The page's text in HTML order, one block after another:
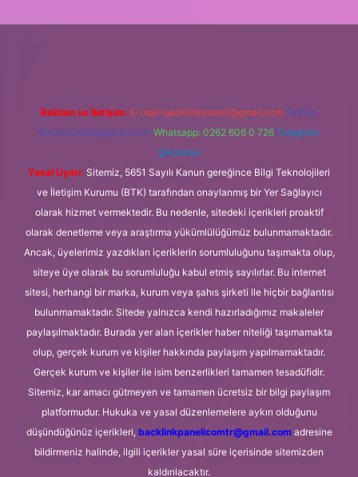
Reklam ve İletişim: E-mail: backlinkpaneli@gmail.com Teams:
forumhizmeti@gmail.com Whatsapp: 0262 606 0 726 Telegram:
@karabul
Yasal Uyarı: Sitemiz, 5651 Sayılı Kanun gereğince Bilgi Teknolojileri
ve İletişim Kurumu (BTK) tarafından onaylanmış bir Yer Sağlayıcı
olarak hizmet vermektedir. Bu nedenle, sitedeki içerikleri proaktif
olarak denetleme veya araştırma yükümlülüğümüz bulunmamaktadır.
Ancak, üyelerimiz yazdıkları içeriklerin sorumluluğunu taşımakta olup,
siteye üye olarak bu sorumluluğu kabul etmiş sayılırlar. Bu internet
sitesi, herhangi bir marka, kurum veya şahıs şirketi ile hiçbir bağlantısı
bulunmamaktadır. Sitede yalnızca kendi hazırladığımız makaleler
paylaşılmaktadır. Burada yer alan içerikler haber niteliği taşımamakta
olup, gerçek kurum ve kişiler hakkında paylaşım yapılmamaktadır.
Gerçek kurum ve kişiler ile isim benzerlikleri tamamen tesadüfidir.
Sitemiz, kar amacı gütmeyen ve tamamen ücretsiz bir bilgi paylaşım
platformudur. Hukuka ve yasal düzenlemelere aykırı olduğunu
düşündüğünüz içerikleri, backlinkpanelicomtr@gmail.comadresine
bildirmeniz halinde, ilgili içerikler yasal süre içerisinde sitemizden
kaldırılacaktır.